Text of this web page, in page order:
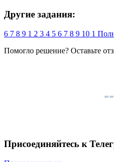
Другие задания:
6 7 8 9 1 2 3 4 5 6 7 8 9 10 1
Помогло решение? Оставьте
Присоединяйтесь к